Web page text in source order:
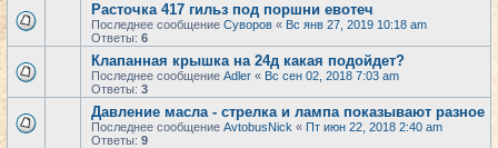
Расточка 417 гильз под поршни евотеч
Последнее сообщение Суворов « Вс янв 27, 2019 10:18 am
Ответы: 6
Клапанная крышка на 24д какая подойдет?
Последнее сообщение Adler « Вс сен 02, 2018 7:03 am
Ответы: 3
Давление масла - стрелка и лампа показывают разное
Последнее сообщение AvtobusNick « Пт июн 22, 2018 2:40 am
Ответы: 9